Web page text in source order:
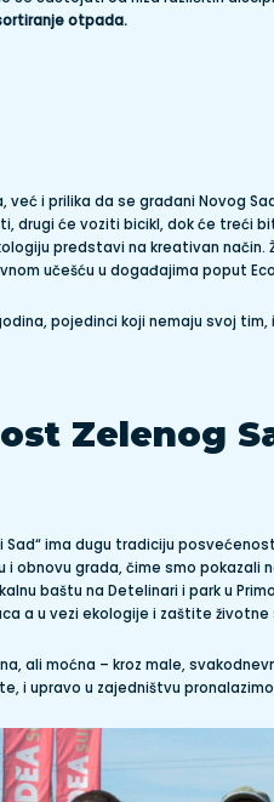
otpada.
već i prilika da se građani Novog
drugi će voziti bicikl, dok će treći
predstavi na kreativan
učešću u događajima poput
pojedinci koji nemaju svoj
Zelenog
Sad“ ima dugu tradiciju
i obnovu grada, čime smo
baštu na Detelinari i park u
a u vezi ekologije i zaštite životne
ali moćna – kroz male,
i upravo u zajedništvu